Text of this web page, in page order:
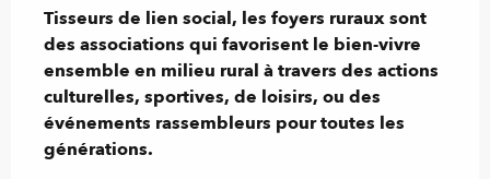
Tisseurs de lien social, les foyers ruraux sont
des associations qui favorisent le bien-vivre
ensemble en milieu rural à travers des actions
culturelles, sportives, de loisirs, ou des
événements rassembleurs pour toutes les
générations.